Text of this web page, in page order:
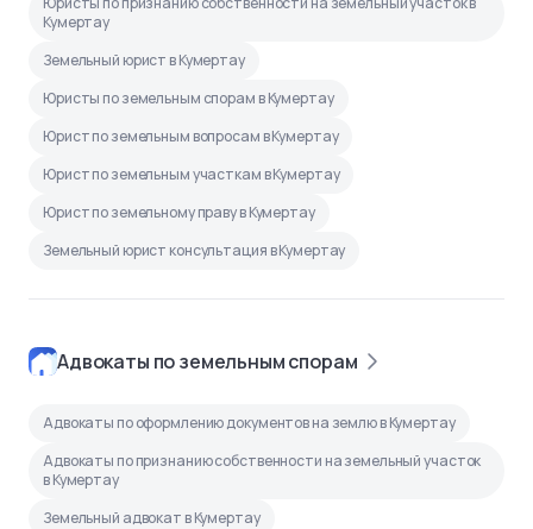
Кумертау
Земельный юрист в Кумертау
Юристы по земельным спорам в Кумертау
Юрист по земельным вопросам в Кумертау
Юрист по земельным участкам в Кумертау
Юрист по земельному праву в Кумертау
Земельный юрист консультация в Кумертау
Адвокаты по земельным спорам
Адвокаты по оформлению документов на землю в Кумертау
Адвокаты по признанию собственности на земельный участок
в Кумертау
Земельный адвокат в Кумертау